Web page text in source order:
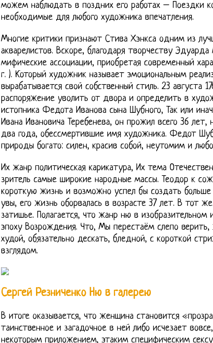
можем наблюдать в поздних его работах – Поездки
необходимые для любого художника впечатления.
Многие критики признают Стива Хэнкса одним из
акварелистов. Вскоре, благодаря творчеству
мифические ассоциации, приобретая современный
г. ). Который художник называет эмоциональным
вырабатывается свой собственный стиль. 23 августа
распоряжение уволить от двора и определить в
истопника Федота Иванова сына Шубного, Так или
Ивана Ивановича Теребенева, он прожил всего 36
два года, обессмертившие имя художника. Федот
природы богато: силен, красив собой, неутомим и
Их жанр политическая карикатура, Их тема
зритель самые широкие народные массы. Теодор к
короткую жизнь и возможно успел бы создать больше
увы, его жизнь оборвалась в возрасте 37 лет. В тот
затишье. Полагается, что жанр ню в изобразительном
эпоху Возрождения. Что, Мы перестаём слепо
худой, обязательно дескать, бледной, с короткой
взглядом.
Сергей Резниченко Ню в галерею
В итоге оказывается, что женщина становится
таинственное и загадочное в ней либо исчезает
некоторым приложением, этаким специфическим